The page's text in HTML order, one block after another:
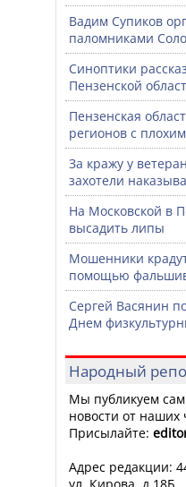
Вадим Супиков
паломниками
Синоптики
Пензенской
Пензенская
регионов с
За кражу у
захотели
На Московской в
высадить липы
Мошенники
помощью
Сергей Васянин
Днем
Народный
Мы публикуем
новости от наших
Присылайте:
Адрес редакции: